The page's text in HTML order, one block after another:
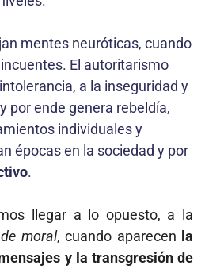
mentes neuróticas, cuando
El autoritarismo
a la inseguridad y
por ende genera rebeldía,
individuales y
épocas en la sociedad y por
.
llegar a lo opuesto, a la
moral, cuando aparecen la
y la transgresión de